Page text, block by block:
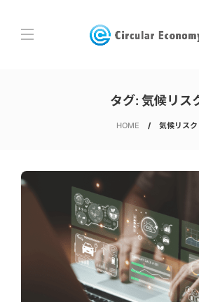
タグ: 気候リス
HOME 気候リスク